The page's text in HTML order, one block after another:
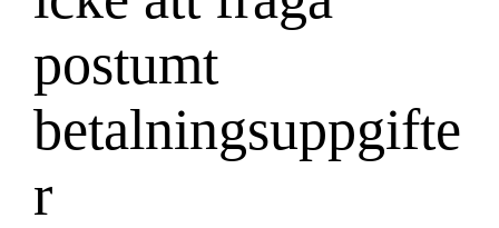
postumt
betalningsuppgifte
r